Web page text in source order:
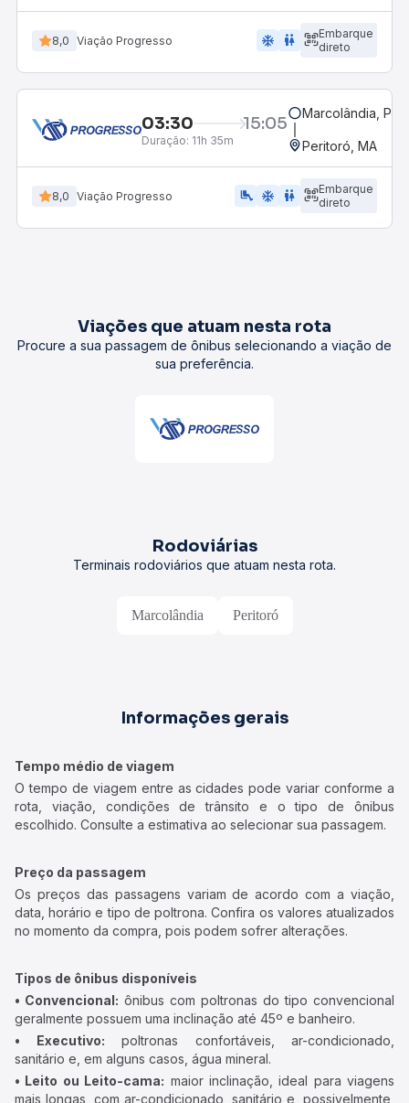
8,0 Viação Progresso ac_unit wc
Embarque
direto
03:30 15:05
Duração: 11h 35m
Marcolândia, PI
Peritoró, MA
8,0 Viação Progresso airline_seat_legroom_extra ac_unit wc
Embarque
direto
Viações que atuam nesta rota
Procure a sua passagem de ônibus selecionando a viação de
sua preferência.
Rodoviárias
Terminais rodoviários que atuam nesta rota.
Marcolândia Peritoró
Informações gerais
Tempo médio de viagem
O tempo de viagem entre as cidades pode variar conforme a
rota, viação, condições de trânsito e o tipo de ônibus
escolhido. Consulte a estimativa ao selecionar sua passagem.
Preço da passagem
Os preços das passagens variam de acordo com a viação,
data, horário e tipo de poltrona. Confira os valores atualizados
no momento da compra, pois podem sofrer alterações.
Tipos de ônibus disponíveis
• Convencional: ônibus com poltronas do tipo convencional
geralmente possuem uma inclinação até 45º e banheiro.
• Executivo: poltronas confortáveis, ar-condicionado,
sanitário e, em alguns casos, água mineral.
• Leito ou Leito-cama: maior inclinação, ideal para viagens
mais longas, com ar-condicionado, sanitário e, possivelmente,